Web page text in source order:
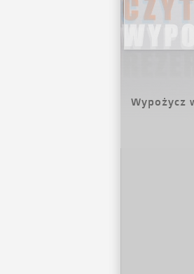
Wypożycz